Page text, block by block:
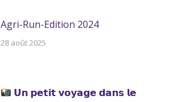
Agri-Run-Edition 2024
28 août 2025
𝗨𝗻 𝗽𝗲𝘁𝗶𝘁 𝘃𝗼𝘆𝗮𝗴𝗲 𝗱𝗮𝗻𝘀 𝗹𝗲